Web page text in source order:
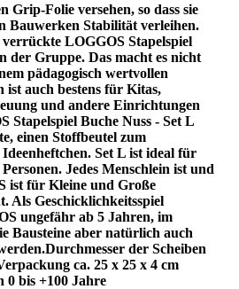
Grip-Folie versehen, so dass sie
Bauwerken Stabilität verleihen.
LOGGOS Stapelspiel
der Gruppe. Das macht es nicht
pädagogisch wertvollen
ist auch bestens für Kitas,
und andere Einrichtungen
Stapelspiel Buche Nuss - Set L
einen Stoffbeutel zum
Set L ist ideal für
Jedes Menschlein ist und
ist für Kleine und Große
Als Geschicklichkeitsspiel
ungefähr ab 5 Jahren, im
Bausteine aber natürlich auch
der Scheiben
ca. 25 x 25 x 4 cm
0 bis +100 Jahre